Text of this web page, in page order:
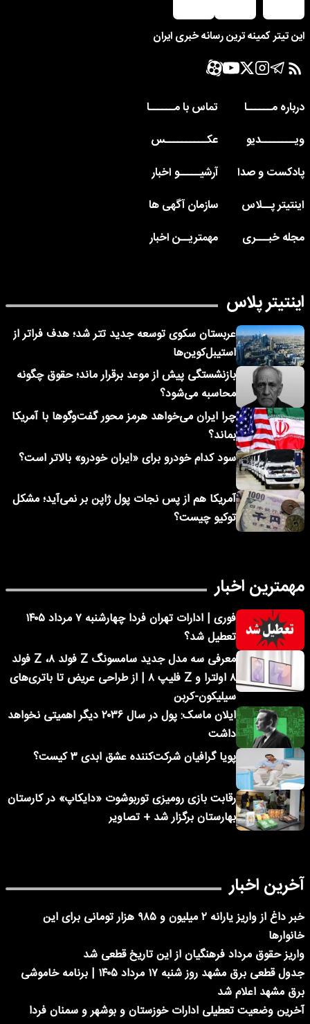
این تیتر کمینه ترین رسانه خبری ایران
درباره مــــــا
تماس با مــــــا
ویــــــــدیو
عکــــــــــس
پادکست و صدا
آرشیـــــو اخبار
اینتیتر پــلاس
سازمان آگهی ها
مجله خبـــری
مهمتریــن اخبار
اینتیتر پلاس
عربستان سکوی توسعه جدید تتر شد؛ هدف فراتر از
استیبل‌کوین‌ها
بازنشستگی پیش از موعد برقرار ماند؛ حقوق چگونه
محاسبه می‌شود؟
چرا ایران می‌خواهد هرمز محور گفت‌وگوها با آمریکا
بماند؟
سود کدام خودرو برای «ایران خودرو» بالاتر است؟
آمریکا هم از پس نجات پول ژاپن بر نمی‌آید؛ مشکل
توکیو چیست؟
مهمترین اخبار
فوری | ادارات تهران فردا چهارشنبه ۷ مرداد ۱۴۰۵
تعطیل شد؟
معرفی سه مدل جدید سامسونگ Z فولد ۸، Z فولد
۸ اولترا و Z فلیپ ۸ | از طراحی عریض تا باتری‌های
سیلیکون-کربن
ایلان ماسک: پول در سال ۲۰۳۶ دیگر اهمیتی نخواهد
داشت
پویا گرافیان شرکت‌کننده عشق ابدی ۳ کیست؟
رقابت بازی رومیزی توربوشوت «دایکاپ» در کارستان
بهارستان برگزار شد + تصاویر
آخرین اخبار
خبر داغ از واریز یارانه ۲ میلیون و ۹۸۵ هزار تومانی برای این
خانوارها
واریز حقوق مرداد فرهنگیان از این تاریخ قطعی شد
جدول قطعی برق مشهد روز شنبه ۱۷ مرداد ۱۴۰۵ | برنامه خاموشی
برق مشهد اعلام شد
آخرین وضعیت تعطیلی ادارات خوزستان و بوشهر و سمنان فردا